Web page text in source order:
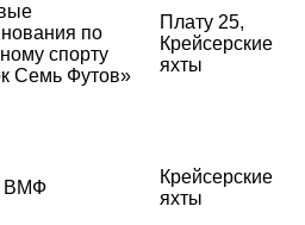
по
спорту
Семь Футов»
Плату 25,
Крейсерские
яхты
ВМФ
Крейсерские
яхты